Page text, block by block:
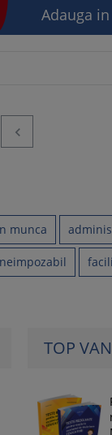
Adauga

munca
TOP